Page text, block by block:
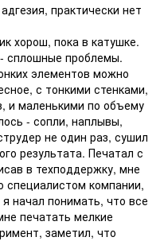
практически нет
хорош, пока в катушке.
сплошные проблемы.
элементов можно
с тонкими стенками,
и маленькими по объему
- сопли, наплывы,
не один раз, сушил
результата. Печатал с
в техподдержку, мне
специалистом компании,
начал понимать, что все
печатать мелкие
заметил, что